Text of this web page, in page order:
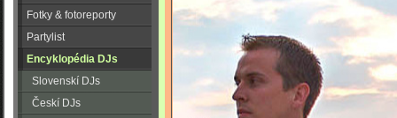
Fotky & fotoreporty
Partylist
Encyklopédia DJs
Slovenskí DJs
Českí DJs